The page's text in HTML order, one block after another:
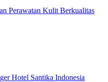
Perawatan Kulit Berkualitas
Hotel Santika Indonesia